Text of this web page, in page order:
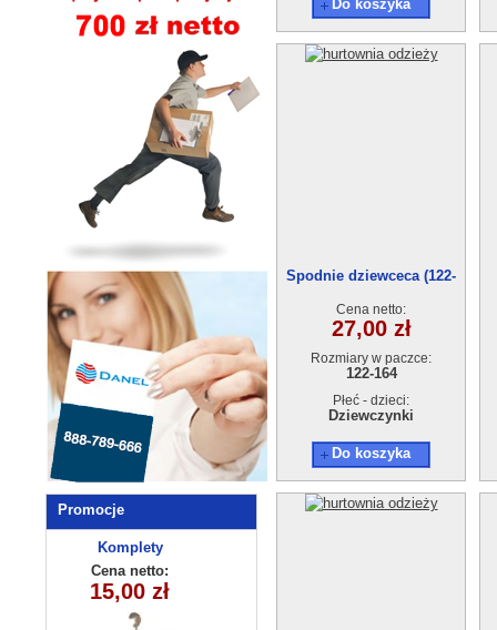
Promocje
Komplety
dziecięce
(7-10 ) 4szt
Cena netto:
15,00 zł
Komplety
dziecięce
(3-10 ) 5szt
Cena netto:
15,00 zł
Do koszyka
Spodnie dziewceca (122-
Cena netto:
27,00 zł
Rozmiary w paczce:
122-164
Płeć - dzieci:
Dziewczynki
Do koszyka